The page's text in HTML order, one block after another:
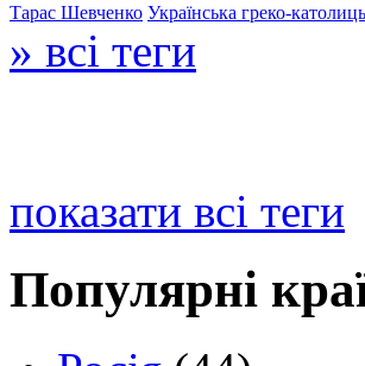
Тарас Шевченко Українська греко-
» всі теги
показати всі теги
Популярні